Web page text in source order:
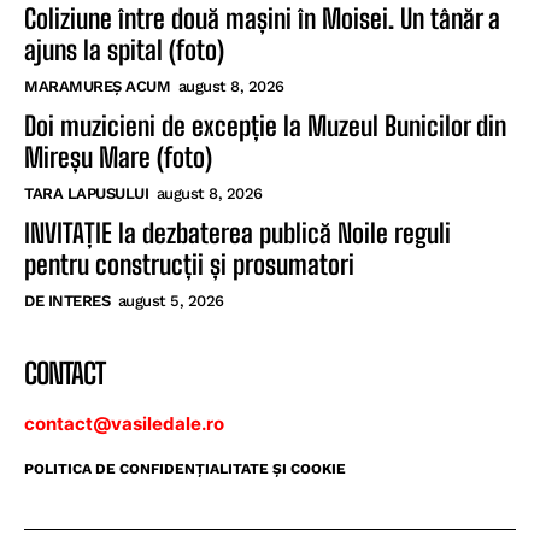
Coliziune între două mașini în Moisei. Un tânăr a
ajuns la spital (foto)
MARAMUREȘ ACUM august 8, 2026
Doi muzicieni de excepție la Muzeul Bunicilor din
Mireșu Mare (foto)
TARA LAPUSULUI august 8, 2026
INVITAȚIE la dezbaterea publică Noile reguli
pentru construcții și prosumatori
DE INTERES august 5, 2026
CONTACT
contact@vasiledale.ro
POLITICA DE CONFIDENŢIALITATE ŞI COOKIE